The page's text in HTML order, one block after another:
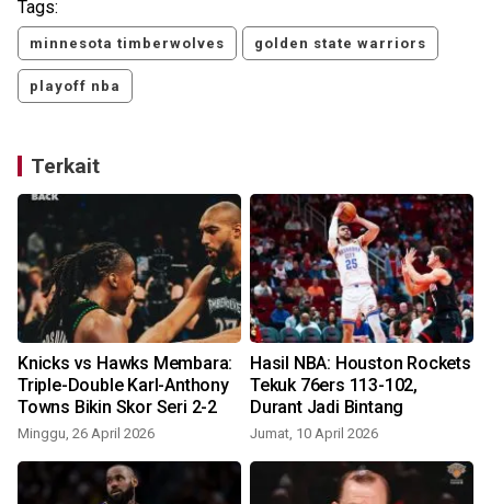
Tags:
minnesota timberwolves golden state warriors
playoff nba
Terkait
Knicks vs Hawks Membara:
Triple-Double Karl-Anthony
Towns Bikin Skor Seri 2-2
Minggu, 26 April 2026
Hasil NBA: Houston Rockets
Tekuk 76ers 113-102,
Durant Jadi Bintang
Jumat, 10 April 2026